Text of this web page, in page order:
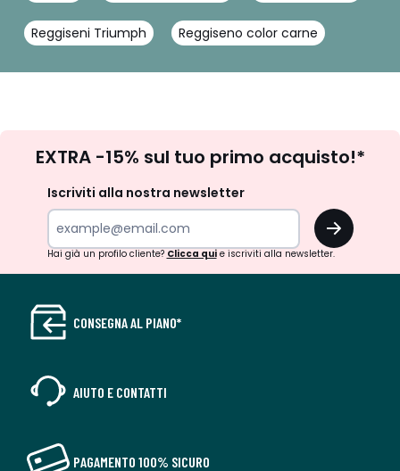
Reggiseni Triumph Reggiseno color carne
newsletter
EXTRA -15% sul tuo primo acquisto!*
Iscriviti alla nostra newsletter
OK
Hai già un profilo cliente? Clicca quie iscriviti alla newsletter.
CONSEGNA AL PIANO*
AIUTO E CONTATTI
PAGAMENTO 100% SICURO